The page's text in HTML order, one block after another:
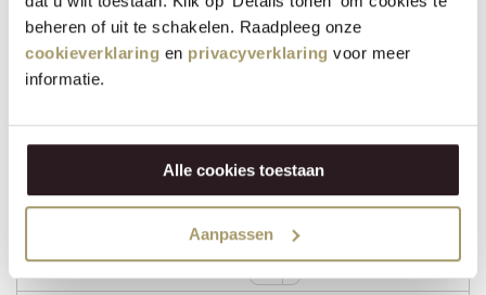
beheren of uit te schakelen. Raadpleeg onze
cookieverklaring en privacyverklaring voor meer
informatie.
Alle cookies toestaan
Aanpassen
WEB232
Gereifter Ziegenkäse
+
−
KAUFEN